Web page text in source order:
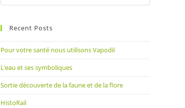
Escape
Recent Posts
Pour votre santé nous utilisons Vapodil
L’eau et ses symboliques
Sortie découverte de la faune et de la flore
HistoRail